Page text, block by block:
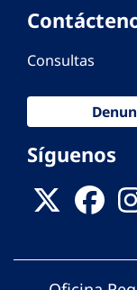
Consultas
Síguenos